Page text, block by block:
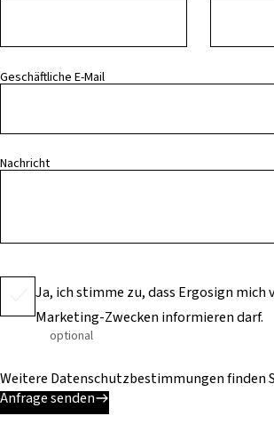
Geschäftliche E-Mail
Nachricht
Ja, ich stimme zu, dass Ergosign mich
Marketing-Zwecken informieren darf.
optional
Weitere Datenschutzbestimmungen finden
Anfrage senden